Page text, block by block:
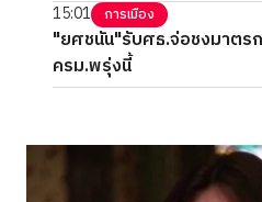
15:01 การเมือง
"ยศชนัน"รับศธ.จ่อชงมาตรก
ครม.พรุ่งนี้